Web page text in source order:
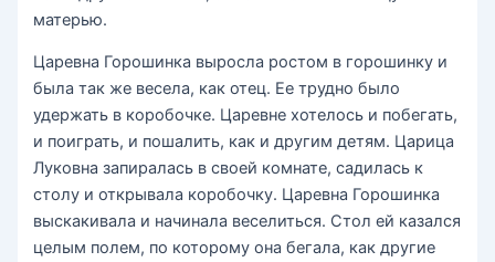
матерью.
Царевна Горошинка выросла ростом в горошинку и
была так же весела, как отец. Ее трудно было
удержать в коробочке. Царевне хотелось и побегать,
и поиграть, и пошалить, как и другим детям. Царица
Луковна запиралась в своей комнате, садилась к
столу и открывала коробочку. Царевна Горошинка
выскакивала и начинала веселиться. Стол ей казался
целым полем, по которому она бегала, как другие